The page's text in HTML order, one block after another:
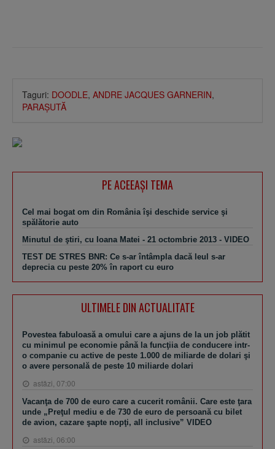
Taguri: DOODLE, ANDRE JACQUES GARNERIN,
PARAŞUTĂ
PE ACEEAŞI TEMA
Cel mai bogat om din România îşi deschide service şi
spălătorie auto
Minutul de ştiri, cu Ioana Matei - 21 octombrie 2013 - VIDEO
TEST DE STRES BNR: Ce s-ar întâmpla dacă leul s-ar
deprecia cu peste 20% în raport cu euro
ULTIMELE DIN ACTUALITATE
Povestea fabuloasă a omului care a ajuns de la un job plătit
cu minimul pe economie până la funcţiia de conducere intr-
o companie cu active de peste 1.000 de miliarde de dolari şi
o avere personală de peste 10 miliarde dolari
astăzi, 07:00
Vacanţa de 700 de euro care a cucerit românii. Care este ţara
unde „Preţul mediu e de 730 de euro de persoană cu bilet
de avion, cazare şapte nopţi, all inclusive” VIDEO
astăzi, 06:00